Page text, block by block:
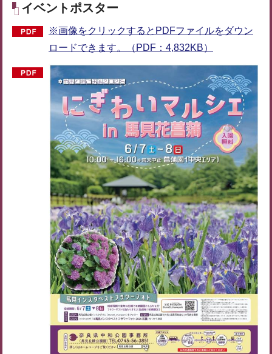
イベントポスター
※画像をクリックするとPDFファイルをダウン
ロードできます。（PDF：4,832KB）